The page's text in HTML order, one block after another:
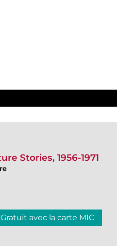
Stories, 1956-1971
Gratuit avec la carte MIC